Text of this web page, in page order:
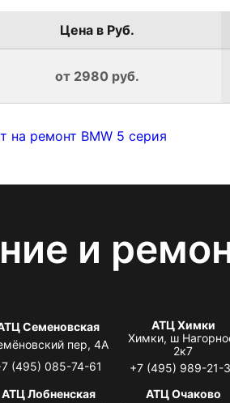
Цена в Руб.
от 2980 руб.
на ремонт BMW 5 серия
и
Семеновская
пер, 4А
(495) 085-74-61
АТЦ Химки
Химки, ш
2к7
+7 (495) 989-21-
АТЦ Лобненская
АТЦ Очаково